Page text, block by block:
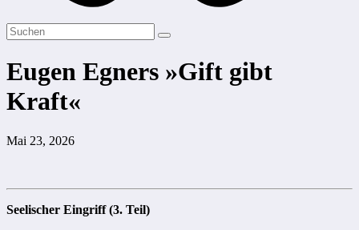
Eugen Egners »Gift gibt
Kraft«
Mai 23, 2026
Seelischer Eingriff(3. Teil)